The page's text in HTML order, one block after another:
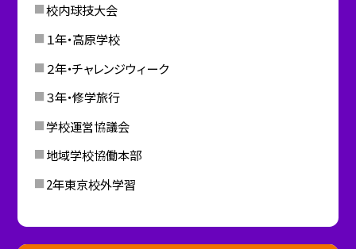
校内球技大会
１年・高原学校
２年・チャレンジウィーク
３年・修学旅行
学校運営協議会
地域学校協働本部
2年東京校外学習